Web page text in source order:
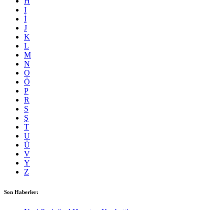
I
İ
J
K
L
M
N
O
Ö
P
R
S
Ş
T
U
Ü
V
Y
Z
Son Haberler: